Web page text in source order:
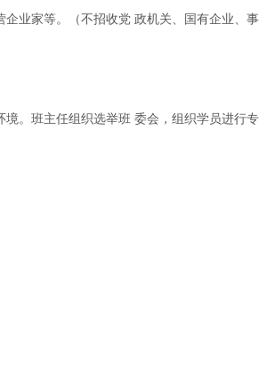
业家等。（不招收党 政机关、国有企业、
。班主任组织选举班 委会，组织学员进行专